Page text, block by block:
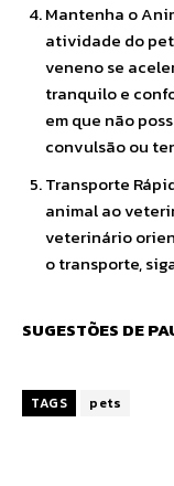
Mantenha o
atividade do
veneno se
tranquilo e
em que não
convulsão ou
Transporte
animal ao
veterinário
o transporte,
SUGESTÕES DE
TAGS pets